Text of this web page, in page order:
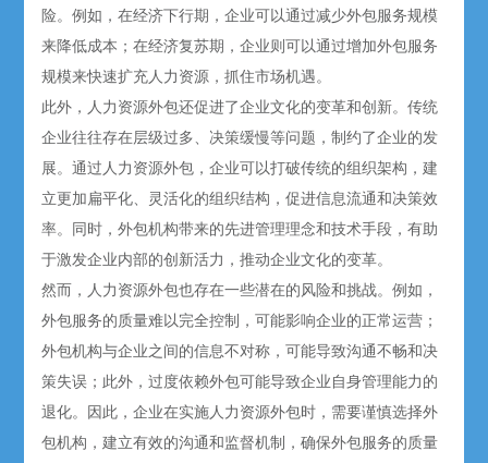
险。例如，在经济下行期，企业可以通过减少外包服务规模
来降低成本；在经济复苏期，企业则可以通过增加外包服务
规模来快速扩充人力资源，抓住市场机遇。
此外，人力资源外包还促进了企业文化的变革和创新。传统
企业往往存在层级过多、决策缓慢等问题，制约了企业的发
展。通过人力资源外包，企业可以打破传统的组织架构，建
立更加扁平化、灵活化的组织结构，促进信息流通和决策效
率。同时，外包机构带来的先进管理理念和技术手段，有助
于激发企业内部的创新活力，推动企业文化的变革。
然而，人力资源外包也存在一些潜在的风险和挑战。例如，
外包服务的质量难以完全控制，可能影响企业的正常运营；
外包机构与企业之间的信息不对称，可能导致沟通不畅和决
策失误；此外，过度依赖外包可能导致企业自身管理能力的
退化。因此，企业在实施人力资源外包时，需要谨慎选择外
包机构，建立有效的沟通和监督机制，确保外包服务的质量